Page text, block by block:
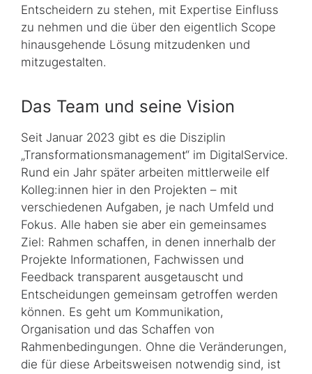
Entscheidern zu stehen, mit Expertise Einfluss
zu nehmen und die über den eigentlich Scope
hinausgehende Lösung mitzudenken und
mitzugestalten.
Das Team und seine Vision
Seit Januar 2023 gibt es die Disziplin
„Transformationsmanagement“ im DigitalService.
Rund ein Jahr später arbeiten mittlerweile elf
Kolleg:innen hier in den Projekten – mit
verschiedenen Aufgaben, je nach Umfeld und
Fokus. Alle haben sie aber ein gemeinsames
Ziel: Rahmen schaffen, in denen innerhalb der
Projekte Informationen, Fachwissen und
Feedback transparent ausgetauscht und
Entscheidungen gemeinsam getroffen werden
können. Es geht um Kommunikation,
Organisation und das Schaffen von
Rahmenbedingungen. Ohne die Veränderungen,
die für diese Arbeitsweisen notwendig sind, ist